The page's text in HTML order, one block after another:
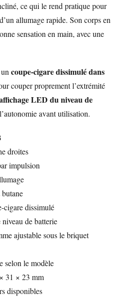
ce qui le rend pratique pour
allumage rapide. Son corps en
sensation en main, avec une
coupe-cigare dissimulé dans
couper proprement l’extrémité
LED du niveau de
avant utilisation.
droites
impulsion
cigare dissimulé
de batterie
ajustable sous le briquet
selon le modèle
31 × 23 mm
disponibles